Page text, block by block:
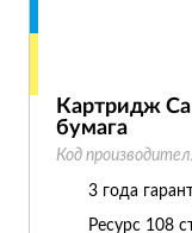
Картридж
бумага
Код
3 года
Ресурс 108